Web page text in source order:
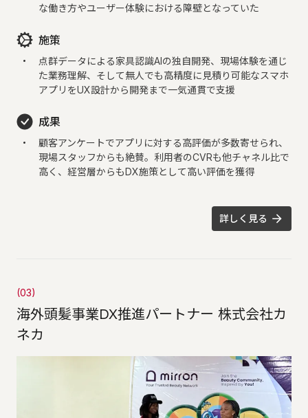
な働き方やユーザー体験における障壁となっていた
施策
点群データによる家具認識AIの独自開発、現場体験を通じ
た業務理解、そして無人でも高精度に見積り可能なスマホ
アプリをUX設計から開発まで一気通貫で支援
成果
顧客アンケートでアプリに対する高評価が多数寄せられ、
現場スタッフからも絶賛。利用者のCVRも他チャネル比で
高く、経営層からもDX施策として高い評価を獲得
詳しく見る
(03)
海外頭髪事業DX推進パートナー 株式会社カ
ネカ